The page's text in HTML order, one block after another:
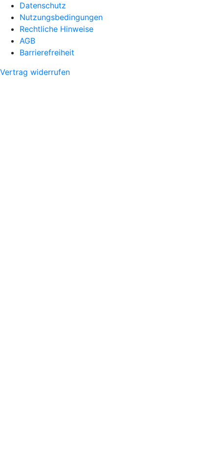
Datenschutz
Nutzungsbedingungen
Rechtliche Hinweise
AGB
Barrierefreiheit
Vertrag widerrufen